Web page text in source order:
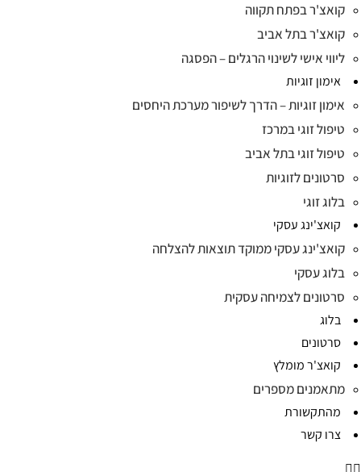
קואצ'ר בפתח תקווה
קואצ'ר בתל אביב
ליווי אישי לשינוי הרגלים – הפסגה
אימון זוגיות
אימון זוגיות – הדרך לשיפור מערכת היחסים
טיפול זוגי במרכז
טיפול זוגי בתל אביב
סרטונים לזוגיות
בלוג זוגי
קואצ'ינג עסקי
קואצ'ינג עסקי ממוקד תוצאות להצלחה
בלוג עסקי
סרטונים לצמיחה עסקית
בלוג
סרטונים
קואצ'ר מומלץ
מתאמנים מספרים
מהתקשורת
צרו קשר